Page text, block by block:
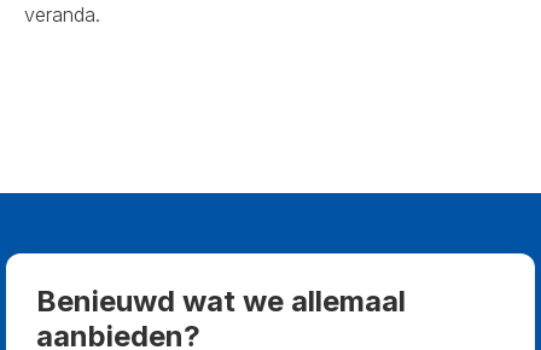
veranda.
Benieuwd wat we allemaal
aanbieden?